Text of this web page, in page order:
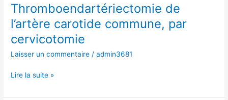
Thromboendartériectomie de
l’artère carotide commune, par
cervicotomie
Laisser un commentaire /admin3681
Thromboendartériectomie
de
l’artère
carotide
commune,
cervicotomie
Lire la suite »